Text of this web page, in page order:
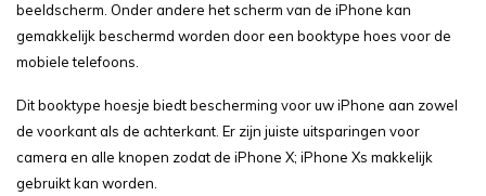
beeldscherm. Onder andere het scherm van de iPhone kan
gemakkelijk beschermd worden door een booktype hoes voor de
mobiele telefoons.
Dit booktype hoesje biedt bescherming voor uw iPhone aan zowel
de voorkant als de achterkant. Er zijn juiste uitsparingen voor
camera en alle knopen zodat de iPhone X; iPhone Xs makkelijk
gebruikt kan worden.